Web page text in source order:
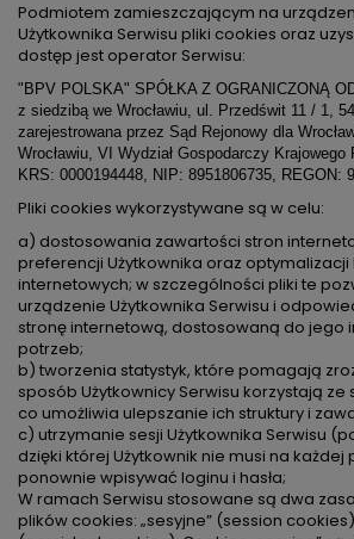
Podmiotem zamieszczającym na
Użytkownika Serwisu pliki cookies oraz
dostęp jest operator Serwisu:
"BPV POLSKA" SPÓŁKA Z OGRANICZONĄ
z siedzibą we Wrocławiu, ul. Przedświt 11 / 1,
zarejestrowana przez Sąd Rejonowy dla
Wrocławiu, VI Wydział Gospodarczy
KRS: 0000194448, NIP: 8951806735, REGON:
Pliki cookies wykorzystywane są w celu:
a) dostosowania zawartości stron
preferencji Użytkownika oraz optymalizacji
internetowych; w szczególności pliki te
urządzenie Użytkownika Serwisu i
stronę internetową, dostosowaną do jego
potrzeb;
b) tworzenia statystyk, które pomagają
sposób Użytkownicy Serwisu korzystają ze
co umożliwia ulepszanie ich struktury i
c) utrzymanie sesji Użytkownika Serwisu
dzięki której Użytkownik nie musi na każdej
ponownie wpisywać loginu i hasła;
W ramach Serwisu stosowane są dwa
plików cookies: „sesyjne” (session cookies)